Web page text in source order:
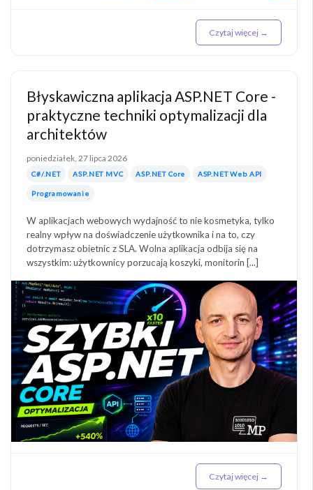
Czytaj więcej →
Błyskawiczna aplikacja ASP.NET Core -
praktyczne techniki optymalizacji dla
architektów
poniedziałek, 27 lipca 2026
C#/.NET ASP.NET MVC ASP.NET Core ASP.NET Web API
Programowanie
W aplikacjach webowych wydajność to nie kosmetyka, tylko
realny wpływ na doświadczenie użytkownika i na to, czy
dotrzymasz obietnic z SLA. Wolna aplikacja odbija się na
wszystkim: użytkownicy porzucają koszyki, monitorin [...]
Czytaj więcej →